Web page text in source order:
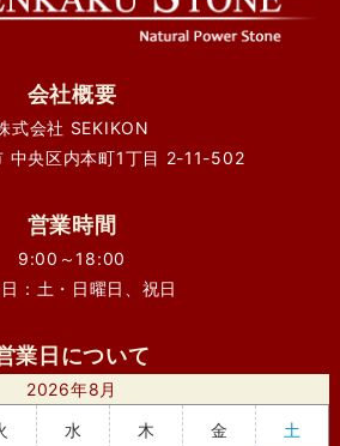
会社概要
式会社 SEKIKON
中央区内本町1丁目 2-11-502
営業時間
9:00～18:00
：土・日曜日、祝日
業日について
2026年8月
水 木 金 土